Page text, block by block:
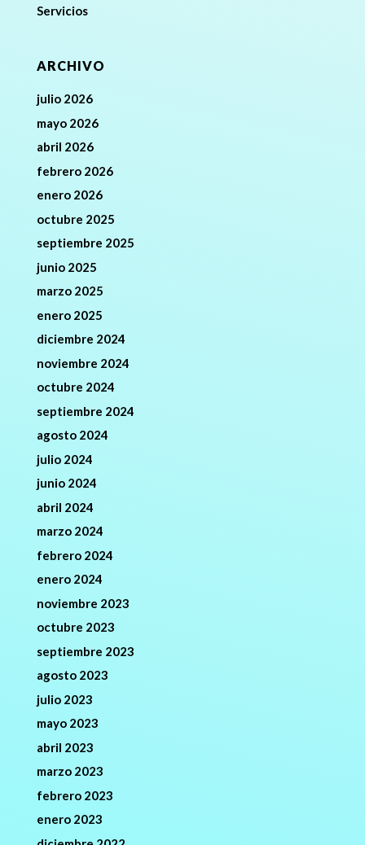
Servicios
ARCHIVO
julio 2026
mayo 2026
abril 2026
febrero 2026
enero 2026
octubre 2025
septiembre 2025
junio 2025
marzo 2025
enero 2025
diciembre 2024
noviembre 2024
octubre 2024
septiembre 2024
agosto 2024
julio 2024
junio 2024
abril 2024
marzo 2024
febrero 2024
enero 2024
noviembre 2023
octubre 2023
septiembre 2023
agosto 2023
julio 2023
mayo 2023
abril 2023
marzo 2023
febrero 2023
enero 2023